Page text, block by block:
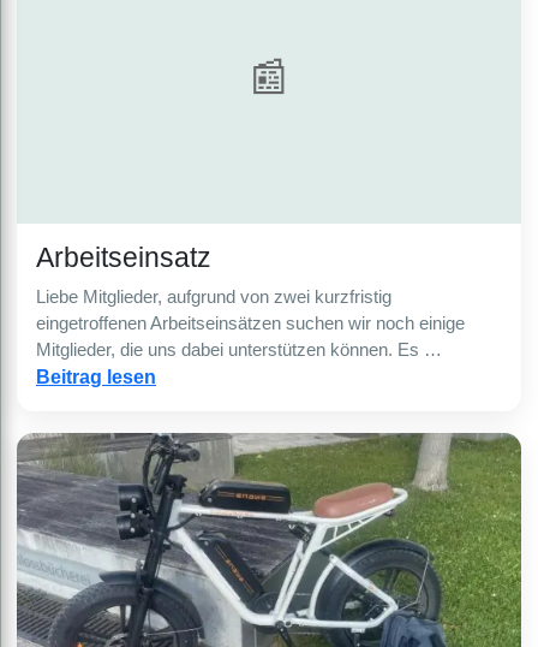
Arbeitseinsatz
Liebe Mitglieder, aufgrund von zwei kurzfristig
eingetroffenen Arbeitseinsätzen suchen wir noch einige
Mitglieder, die uns dabei unterstützen können. Es …
Beitrag lesen